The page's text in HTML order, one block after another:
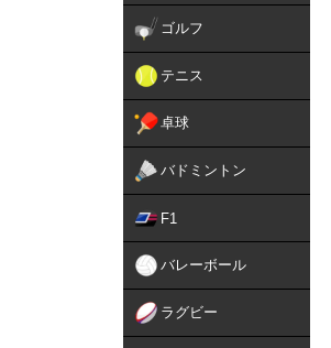
ゴルフ
テニス
卓球
バドミントン
F1
バレーボール
ラグビー